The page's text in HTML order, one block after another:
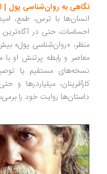
به روان‌شناسی پول | ایما
با ترس، طمع، امید،
حتی در آگاه‌ترین
«روان‌شناسی پول» بیش از
و رابطه پرتنش او با مفهوم
مستقیم یا توصیه‌های
میلیاردرها و حتی
روایت خود را برمی‌سازد